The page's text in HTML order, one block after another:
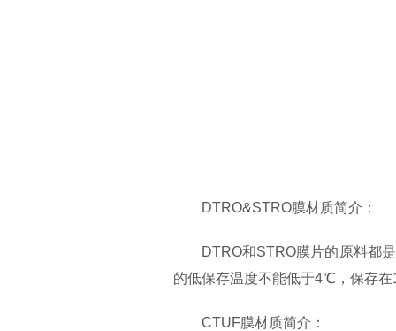
DTRO&STRO膜材质简介：
DTRO和STRO膜片的原料都
的低保存温度不能低于4℃，保存在
CTUF膜材质简介：